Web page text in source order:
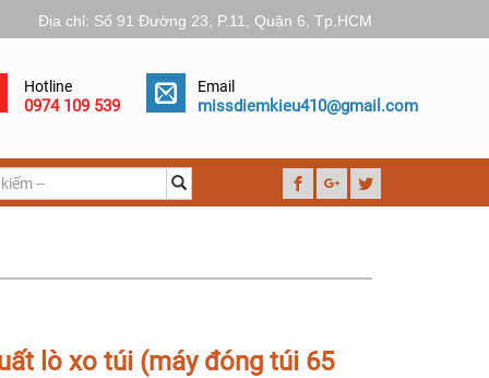
Địa chỉ: Số 91 Đường 23, P.11, Quận 6, Tp.HCM
Hotline
0974 109 539
Email
missdiemkieu410@gmail.com
lò xo túi (máy đóng túi 65